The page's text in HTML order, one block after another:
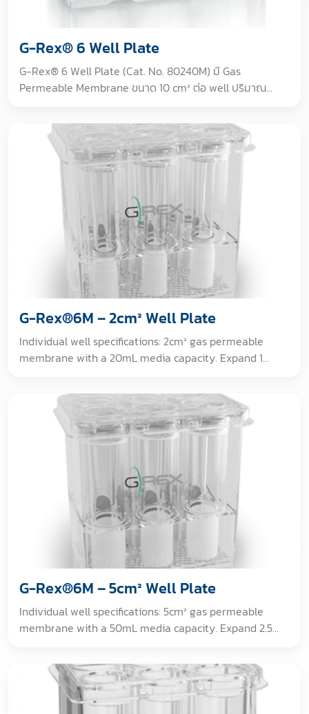
G-Rex® 6 Well Plate
G-Rex® 6 Well Plate (Cat. No. 80240M) มี Gas
Permeable Membrane ขนาด 10 cm² ต่อ well ปริมาณ
ใน 12 วัน Gamma Irradiated สำหรับการวิจัยเท่านั้น
G-Rex®6M – 2cm² Well Plate
Individual well specifications: 2cm² gas permeable
membrane with a 20mL media capacity. Expand 1
about 10 days with NO medium exchange. [GAMMA
IRRADIATED. For non-clinical, non-therapeutic,
research use only. No certificate provided.]
G-Rex®6M – 5cm² Well Plate
Individual well specifications: 5cm² gas permeable
membrane with a 50mL media capacity. Expand 2.5
about 10 days with NO medium exchange. [GAMMA
IRRADIATED. For non-clinical, non-therapeutic,
research use only. No certificate provided.]